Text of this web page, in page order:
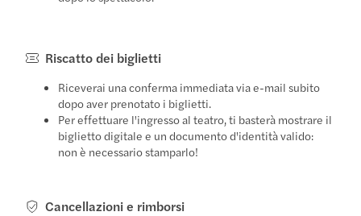
Riscatto dei biglietti
Riceverai una conferma immediata via e-mail subito
dopo aver prenotato i biglietti.
Per effettuare l'ingresso al teatro, ti basterà mostrare il
biglietto digitale e un documento d'identità valido:
non è necessario stamparlo!
Cancellazioni e rimborsi